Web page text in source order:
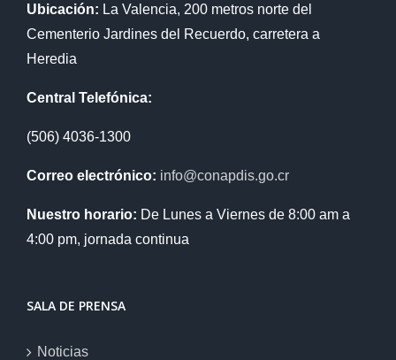
Ubicación: La Valencia, 200 metros norte del
Cementerio Jardines del Recuerdo, carretera a
Heredia
Central Telefónica:
(506) 4036-1300
Correo electrónico: info@conapdis.go.cr
Nuestro horario: De Lunes a Viernes de 8:00 am a
4:00 pm, jornada continua
SALA DE PRENSA
Noticias